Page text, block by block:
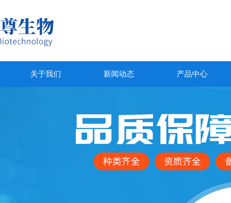
关于我们 新闻动态 产品中心